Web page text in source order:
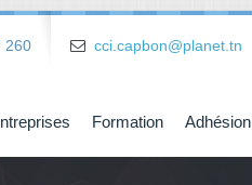
260 cci.capbon@planet.tn
Formation Adhésion